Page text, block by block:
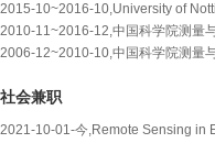
2015-10~2016-10,University of
2010-11~2016-12,中国科学院测量
2006-12~2010-10,中国科学院测量
社会兼职
2021-10-01-今,Remote Sensing in